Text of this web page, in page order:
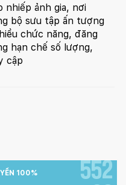
nhiếp ảnh gia, nơi
bộ sưu tập ấn tượng
chức năng, đăng
hạn chế số lượng,
cập
100%
552